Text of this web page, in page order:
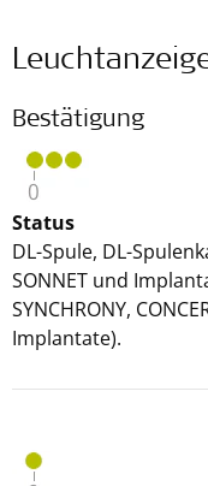
Bestätigung
Status
DL-Spule, DL-
SONNET und
SYNCHRONY,
Implantate).